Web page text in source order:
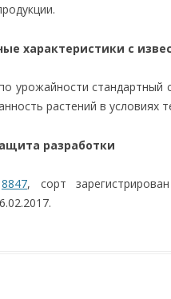
характеристики с
урожайности
растений в условиях
разработки
8847, сорт